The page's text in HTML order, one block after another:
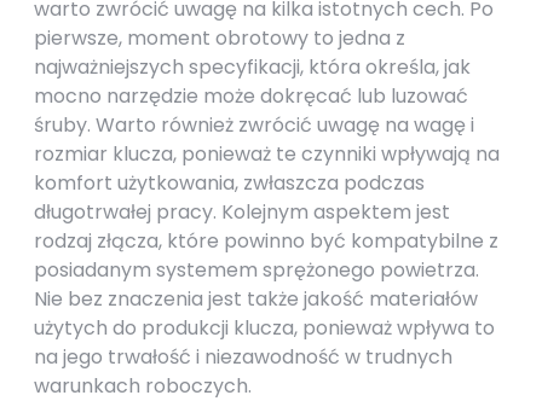
warto zwrócić uwagę na kilka istotnych cech. Po
pierwsze, moment obrotowy to jedna z
najważniejszych specyfikacji, która określa, jak
mocno narzędzie może dokręcać lub luzować
śruby. Warto również zwrócić uwagę na wagę i
rozmiar klucza, ponieważ te czynniki wpływają na
komfort użytkowania, zwłaszcza podczas
długotrwałej pracy. Kolejnym aspektem jest
rodzaj złącza, które powinno być kompatybilne z
posiadanym systemem sprężonego powietrza.
Nie bez znaczenia jest także jakość materiałów
użytych do produkcji klucza, ponieważ wpływa to
na jego trwałość i niezawodność w trudnych
warunkach roboczych.